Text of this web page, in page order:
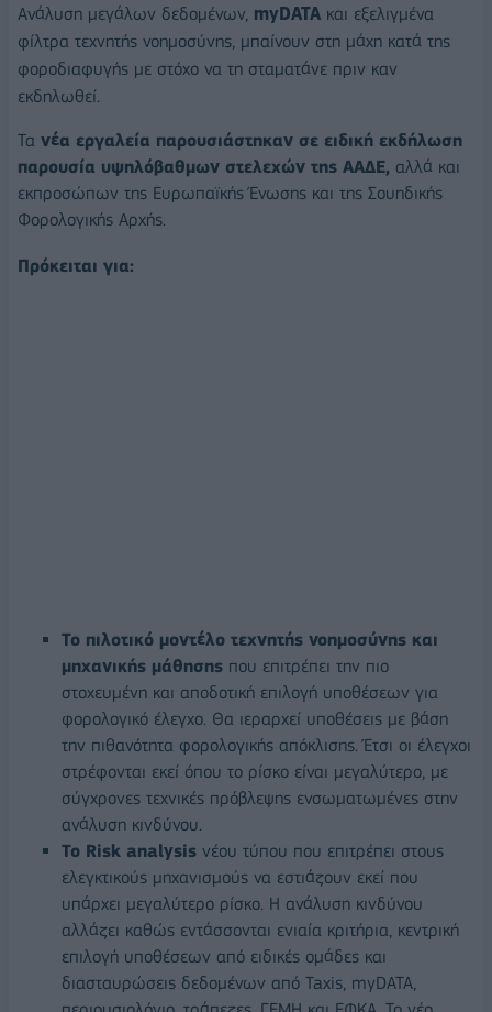
Ανάλυση μεγάλων δεδομένων, myDATA και εξελιγμένα
φίλτρα τεχνητής νοημοσύνης, μπαίνουν στη μάχη κατά της
φοροδιαφυγής με στόχο να τη σταματάνε πριν καν
εκδηλωθεί.
Τα νέα εργαλεία παρουσιάστηκαν σε ειδική εκδήλωση
παρουσία υψηλόβαθμων στελεχών της ΑΑΔΕ, αλλά και
εκπροσώπων της Ευρωπαϊκής Ένωσης και της Σουηδικής
Φορολογικής Αρχής.
Πρόκειται για:
Το πιλοτικό μοντέλο τεχνητής νοημοσύνης και
μηχανικής μάθησης που επιτρέπει την πιο
στοχευμένη και αποδοτική επιλογή υποθέσεων για
φορολογικό έλεγχο. Θα ιεραρχεί υποθέσεις με βάση
την πιθανότητα φορολογικής απόκλισης. Έτσι οι έλεγχοι
στρέφονται εκεί όπου το ρίσκο είναι μεγαλύτερο, με
σύγχρονες τεχνικές πρόβλεψης ενσωματωμένες στην
ανάλυση κινδύνου.
Το Risk analysis νέου τύπου που επιτρέπει στους
ελεγκτικούς μηχανισμούς να εστιάζουν εκεί που
υπάρχει μεγαλύτερο ρίσκο. Η ανάλυση κινδύνου
αλλάζει καθώς εντάσσονται ενιαία κριτήρια, κεντρική
επιλογή υποθέσεων από ειδικές ομάδες και
διασταυρώσεις δεδομένων από Taxis, myDATA,